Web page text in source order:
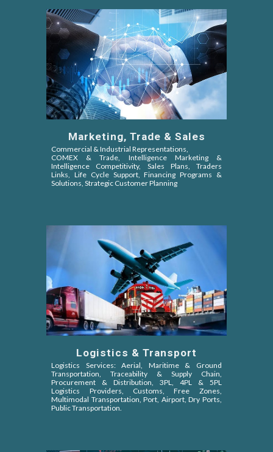
Marketing, Trade & Sales
Commercial & Industrial Representations,
COMEX & Trade, Intelligence Marketing &
Intelligence Competitivity, Sales Plans, Traders
Links, Life Cycle Support, Financing Programs &
Solutions, Strategic Customer Planning
Logistics & Transport
Logistics Services: Aerial, Maritime & Ground
Transportation, Traceability & Supply Chain,
Procurement & Distribution, 3PL, 4PL & 5PL
Logistics Providers, Customs, Free Zones,
Multimodal Transportation, Port, Airport, Dry Ports,
Public Transportation.